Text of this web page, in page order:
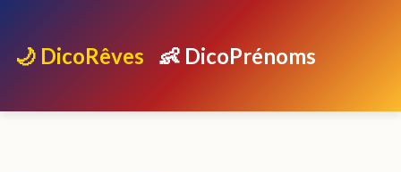
🌙 DicoRêves 👶 DicoPrénoms